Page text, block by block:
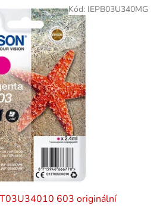
603 originální
Kód: IEPB03U340MG